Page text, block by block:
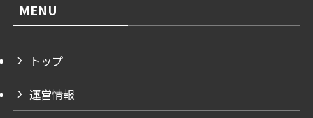
MENU
トップ
運営情報